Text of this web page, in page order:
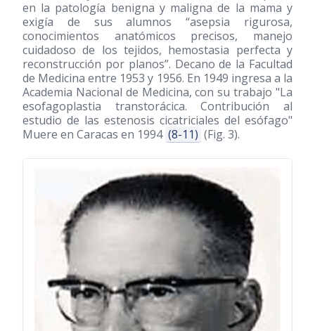
en la patología benigna y maligna de la mama y
exigía de sus alumnos “asepsia rigurosa,
conocimientos anatómicos precisos, manejo
cuidadoso de los tejidos, hemostasia perfecta y
reconstrucción por planos”. Decano de la Facultad
de Medicina entre 1953 y 1956. En 1949 ingresa a la
Academia Nacional de Medicina, con su trabajo "La
esofagoplastia transtorácica. Contribución al
estudio de las estenosis cicatriciales del esófago"
Muere en Caracas en 1994 (8-11) (Fig. 3).